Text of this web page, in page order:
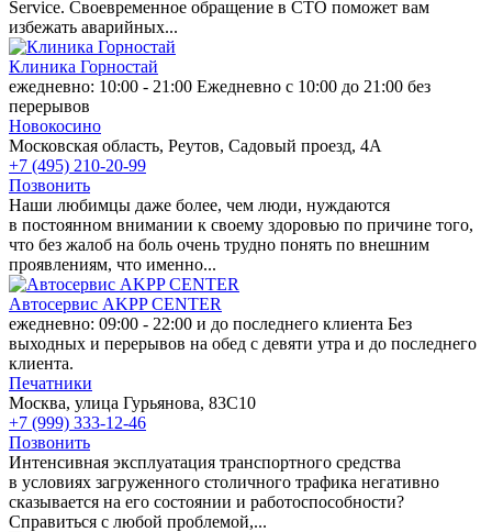
Service. Своевременное обращение в СТО поможет вам
избежать аварийных...
Клиника Горностай
ежедневно: 10:00 - 21:00 Ежедневно с 10:00 до 21:00 без
перерывов
Новокосино
Московская область, Реутов, Садовый проезд, 4А
+7 (495) 210-20-99
Позвонить
Наши любимцы даже более, чем люди, нуждаются
в постоянном внимании к своему здоровью по причине того,
что без жалоб на боль очень трудно понять по внешним
проявлениям, что именно...
Автосервис AKPP CENTER
ежедневно: 09:00 - 22:00 и до последнего клиента Без
выходных и перерывов на обед с девяти утра и до последнего
клиента.
Печатники
Москва, улица Гурьянова, 83С10
+7 (999) 333-12-46
Позвонить
Интенсивная эксплуатация транспортного средства
в условиях загруженного столичного трафика негативно
сказывается на его состоянии и работоспособности?
Справиться с любой проблемой,...